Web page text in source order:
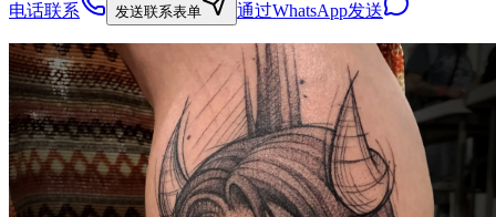
电话联系
发送联系表单 通过WhatsApp发送